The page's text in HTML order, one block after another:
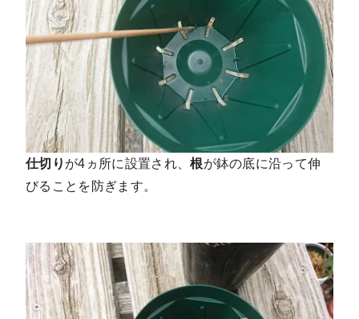
仕切り が4ヵ所に設置され、根が鉢の底に沿って伸
びることを防ぎます。